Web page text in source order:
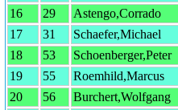
16
29 Astengo,Corrado
17
31 Schaefer,Michael
18
53 Schoenberger,Peter
19
55 Roemhild,Marcus
20
56 Burchert,Wolfgang